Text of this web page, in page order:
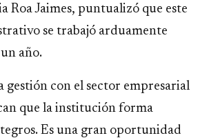
Roa Jaimes, puntualizó que este
se trabajó arduamente
año.
gestión con el sector empresarial
que la institución forma
Es una gran oportunidad